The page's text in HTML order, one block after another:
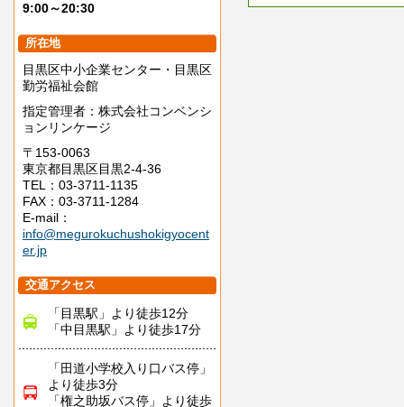
9:00～20:30
所在地
目黒区中小企業センター・目黒区
勤労福祉会館
指定管理者：株式会社コンベンシ
ョンリンケージ
〒153-0063
東京都目黒区目黒2-4-36
TEL：03-3711-1135
FAX：03-3711-1284
E-mail：
info@megurokuchushokigyocent
er.jp
交通アクセス
「目黒駅」より徒歩12分
「中目黒駅」より徒歩17分
「田道小学校入り口バス停」
より徒歩3分
「権之助坂バス停」より徒歩